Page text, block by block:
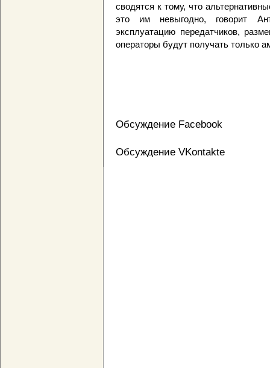
сводятся к тому, что
это им невыгодно, говорит
эксплуатацию передатчиков,
операторы будут получать только
Обсуждение Facebook
Обсуждение VKontakte